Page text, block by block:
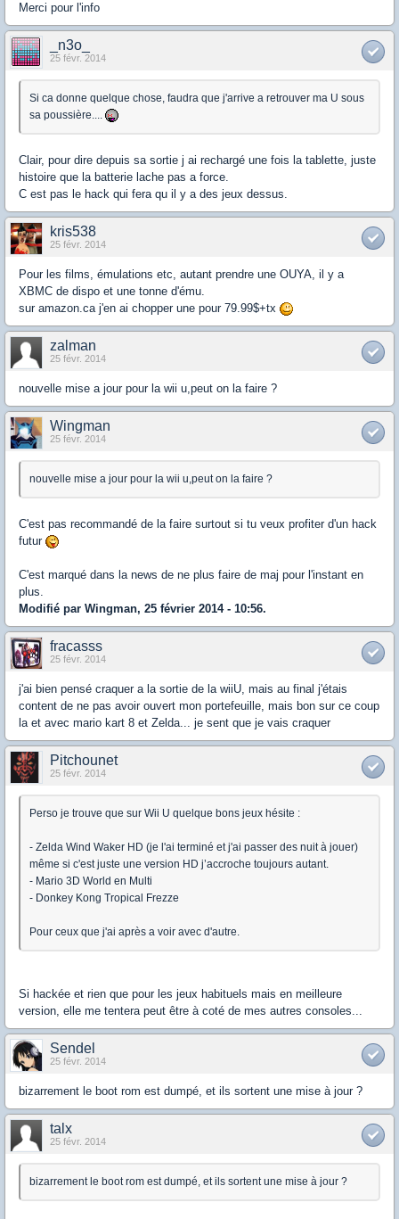
Merci pour l'info
_n3o_
25 févr. 2014
Si ca donne quelque chose, faudra que j'arrive a retrouver ma U sous
sa poussière....
Clair, pour dire depuis sa sortie j ai rechargé une fois la tablette, juste
histoire que la batterie lache pas a force.
C est pas le hack qui fera qu il y a des jeux dessus.
kris538
25 févr. 2014
Pour les films, émulations etc, autant prendre une OUYA, il y a
XBMC de dispo et une tonne d'ému.
sur amazon.ca j'en ai chopper une pour 79.99$+tx
zalman
25 févr. 2014
nouvelle mise a jour pour la wii u,peut on la faire ?
Wingman
25 févr. 2014
nouvelle mise a jour pour la wii u,peut on la faire ?
C'est pas recommandé de la faire surtout si tu veux profiter d'un hack
futur
C'est marqué dans la news de ne plus faire de maj pour l'instant en
plus.
Modifié par Wingman, 25 février 2014 - 10:56.
fracasss
25 févr. 2014
j'ai bien pensé craquer a la sortie de la wiiU, mais au final j'étais
content de ne pas avoir ouvert mon portefeuille, mais bon sur ce coup
la et avec mario kart 8 et Zelda... je sent que je vais craquer
Pitchounet
25 févr. 2014
Perso je trouve que sur Wii U quelque bons jeux hésite :
- Zelda Wind Waker HD (je l'ai terminé et j'ai passer des nuit à jouer)
même si c'est juste une version HD j’accroche toujours autant.
- Mario 3D World en Multi
- Donkey Kong Tropical Frezze
Pour ceux que j'ai après a voir avec d'autre.
Si hackée et rien que pour les jeux habituels mais en meilleure
version, elle me tentera peut être à coté de mes autres consoles...
Sendel
25 févr. 2014
bizarrement le boot rom est dumpé, et ils sortent une mise à jour ?
talx
25 févr. 2014
bizarrement le boot rom est dumpé, et ils sortent une mise à jour ?